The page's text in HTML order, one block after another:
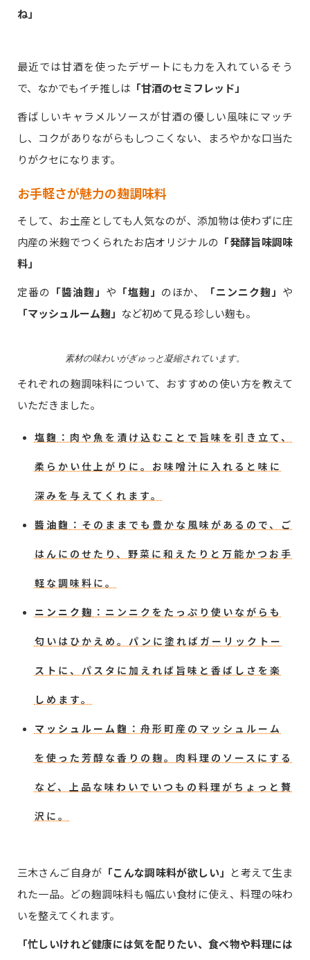
ね」
最近では甘酒を使ったデザートにも力を入れているそう
で、なかでもイチ推しは 「甘酒のセミフレッド」
香ばしいキャラメルソースが甘酒の優しい風味にマッチ
し、コクがありながらもしつこくない、まろやかな口当た
りがクセになります。
お手軽さが魅力の麹調味料
そして、お土産としても人気なのが、添加物は使わずに庄
内産の米麹でつくられたお店オリジナルの 「発酵旨味調味
料」
定番の 「醬油麴」 や 「塩麹」 のほか、 「ニンニク麹」 や
「マッシュルーム麹」 など初めて見る珍しい麹も。
素材の味わいがぎゅっと凝縮されています。
それぞれの麹調味料について、おすすめの使い方を教えて
いただきました。
塩麴 ：肉や魚を漬け込むことで旨味を引き立て、
柔らかい仕上がりに。お味噌汁に入れると味に
深みを与えてくれます。
醬油麴 ：そのままでも豊かな風味があるので、ご
はんにのせたり、野菜に和えたりと万能かつお手
軽な調味料に。
ニンニク麹 ：ニンニクをたっぷり使いながらも
匂いはひかえめ。パンに塗ればガーリックトー
ストに、パスタに加えれば旨味と香ばしさを楽
しめます。
マッシュルーム麴 ：舟形町産のマッシュルーム
を使った芳醇な香りの麹。肉料理のソースにする
など、上品な味わいでいつもの料理がちょっと贅
沢に。
三木さんご自身が 「こんな調味料が欲しい」 と考えて生ま
れた一品。どの麹調味料も幅広い食材に使え、料理の味わ
いを整えてくれます。
「忙しいけれど健康には気を配りたい、食べ物や料理には